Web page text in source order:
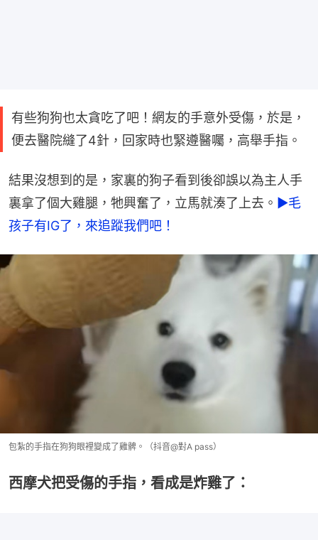
有些狗狗也太貪吃了吧！網友的手意外受傷，於是，
便去醫院縫了4針，回家時也緊遵醫囑，高舉手指。
結果沒想到的是，家裏的狗子看到後卻誤以為主人手
裏拿了個大雞腿，牠興奮了，立馬就湊了上去。 ►毛
孩子有IG了，來追蹤我們吧！
包紮的手指在狗狗眼裡變成了雞髀。（抖音@對A pass）
西摩犬把受傷的手指，看成是炸雞了：